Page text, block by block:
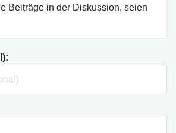
Beiträge in der Diskussion, seien